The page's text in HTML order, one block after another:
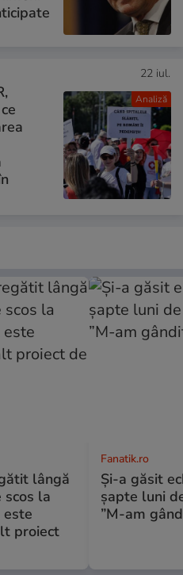
Analiză
22 iul.
lângă
scos la
proiect
Fanatik.ro
Și-a găsit
șapte luni
”M-am